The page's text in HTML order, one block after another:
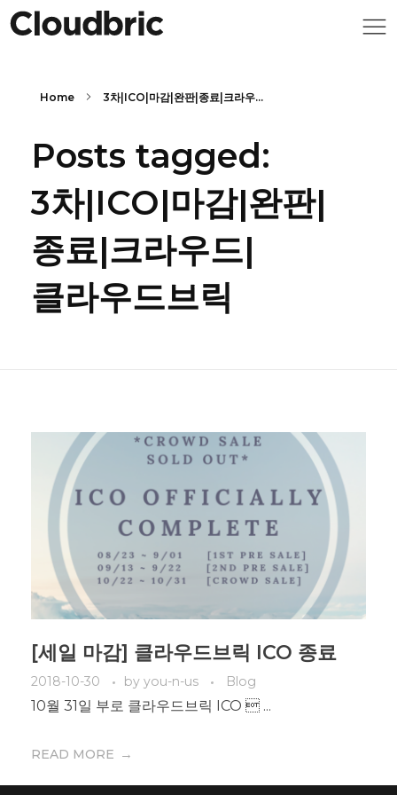
Home 3차|ICO|마감|완판|종료|크라우...
Posts tagged:
3차|ICO|마감|완판|
종료|크라우드|
클라우드브릭
[세일 마감] 클라우드브릭 ICO 종료
2018-10-30 by you-n-us Blog
10월 31일 부로 클라우드브릭 ICO  ...
READ MORE